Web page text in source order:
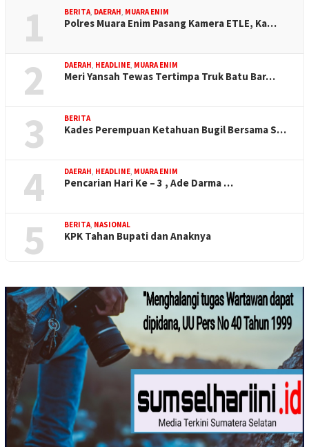
1 BERITA, DAERAH, MUARA ENIM
Polres Muara Enim Pasang Kamera ETLE, Ka…
2 DAERAH, HEADLINE, MUARA ENIM
Meri Yansah Tewas Tertimpa Truk Batu Bar…
3 BERITA
Kades Perempuan Ketahuan Bugil Bersama S…
4 DAERAH, HEADLINE, MUARA ENIM
Pencarian Hari Ke – 3 , Ade Darma …
5 BERITA, NASIONAL
KPK Tahan Bupati dan Anaknya